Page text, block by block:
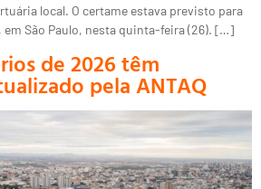
local. O certame estava previsto para
em São Paulo, nesta quinta-feira (26). […]
de 2026 têm
pela ANTAQ